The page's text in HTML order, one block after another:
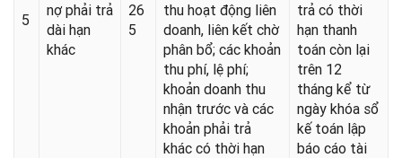
5
nợ phải trả
dài hạn
khác
26
5
thu hoạt động liên
doanh, liên kết chờ
phân bổ; các khoản
thu phí, lệ phí;
khoản doanh thu
nhận trước và các
khoản phải trả
khác có thời hạn
trả có thời
hạn thanh
toán còn lại
trên 12
tháng kể từ
ngày khóa sổ
kế toán lập
báo cáo tài